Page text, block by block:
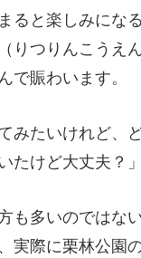
ると楽しみにな
りつりんこうえ
で賑わいます。
みたいけれど
たけど大丈夫？」
も多いのではな
実際に栗林公園